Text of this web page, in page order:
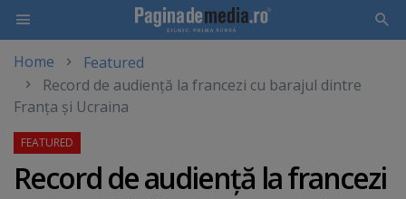
main
content
Home
Featured
Record de audienţă la francezi cu barajul dintre
Franţa şi Ucraina
Record de audienţă la francezi